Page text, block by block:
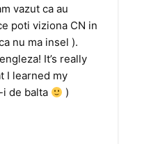
vazut ca au
poti viziona CN in
nu ma insel ).
It’s really
I learned my
i de balta
)